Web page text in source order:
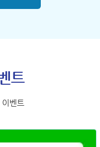
트
이벤트